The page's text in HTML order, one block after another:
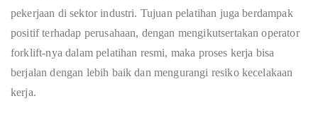
pekerjaan di sektor industri. Tujuan pelatihan juga berdampak
positif terhadap perusahaan, dengan mengikutsertakan operator
forklift-nya dalam pelatihan resmi, maka proses kerja bisa
berjalan dengan lebih baik dan mengurangi resiko kecelakaan
kerja.